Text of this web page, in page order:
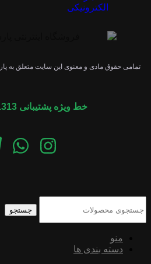
تمامی حقوق مادی و معنوی این سایت متعلق به
خط ویژه پشتیبانی 91001313-013
جستجو
منو
دسته بندی ها